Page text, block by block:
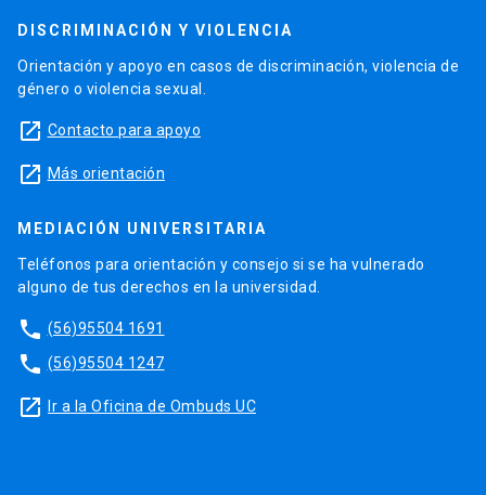
DISCRIMINACIÓN Y VIOLENCIA
Orientación y apoyo en casos de discriminación, violencia de
género o violencia sexual.
launch Contacto para apoyo
launch Más orientación
MEDIACIÓN UNIVERSITARIA
Teléfonos para orientación y consejo si se ha vulnerado
alguno de tus derechos en la universidad.
phone (56)95504 1691
phone (56)95504 1247
launch Ir a la Oficina de Ombuds UC